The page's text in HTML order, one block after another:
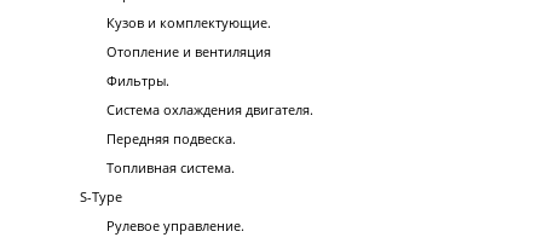
Кузов и комплектующие.
Отопление и вентиляция
Фильтры.
Система охлаждения двигателя.
Передняя подвеска.
Топливная система.
S-Type
Рулевое управление.